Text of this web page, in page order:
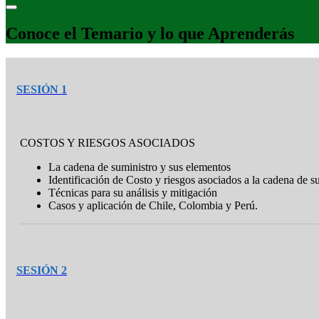
Conoce el Temario y lo que Aprenderás
SESIÓN 1
COSTOS Y RIESGOS ASOCIADOS
La cadena de suministro y sus elementos
Identificación de Costo y riesgos asociados a la cadena de
Técnicas para su análisis y mitigación
Casos y aplicación de Chile, Colombia y Perú.
SESIÓN 2